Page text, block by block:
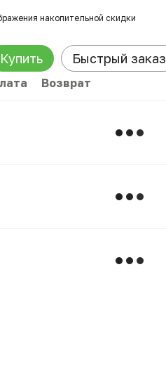
накопительной скидки
Купить Быстрый заказ
Возврат